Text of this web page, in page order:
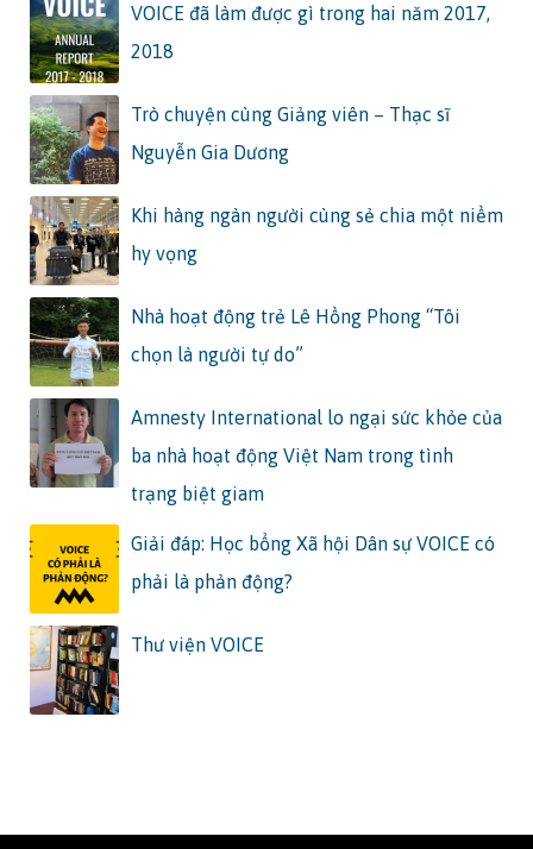
VOICE đã làm được gì trong hai năm 2017,
2018
Trò chuyện cùng Giảng viên – Thạc sĩ
Nguyễn Gia Dương
Khi hàng ngàn người cùng sẻ chia một niềm
hy vọng
Nhà hoạt động trẻ Lê Hồng Phong “Tôi
chọn là người tự do”
Amnesty International lo ngại sức khỏe của
ba nhà hoạt động Việt Nam trong tình
trạng biệt giam
Giải đáp: Học bổng Xã hội Dân sự VOICE có
phải là phản động?
Thư viện VOICE